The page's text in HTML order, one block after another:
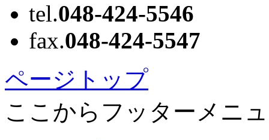
tel.048-424-5546
fax.048-424-5547
ページトップ
ここからフッターメニ